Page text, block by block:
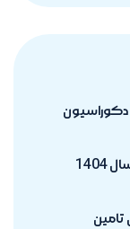
اجرای رنگ ساختمانی با متد های جدید سال 1404